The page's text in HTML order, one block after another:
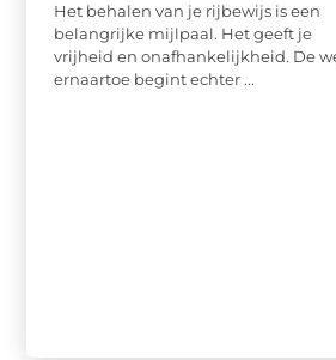
Het behalen van je rijbewijs is een
belangrijke mijlpaal. Het geeft je
vrijheid en onafhankelijkheid. De
ernaartoe begint echter ...